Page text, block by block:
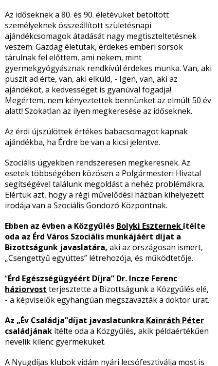
Az időseknek a 80. és 90. életévüket betöltött
személyeknek összeállított születésnapi
ajándékcsomagok átadását nagy megtiszteltetésnek
veszem. Gazdag életutak, érdekes emberi sorsok
tárulnak fel előttem, ami nekem, mint
gyermekgyógyásznak rendkívül érdekes munka. Van, aki
puszit ad érte, van, aki elküld, - Igen, van, aki az
ajándékot, a kedvességet is gyanúval fogadja!
Megértem, nem kényeztettek bennünket az elmúlt 50 év
alatt! Szokatlan az ilyen megkeresése az időseknek.
Az érdi újszülöttek értékes babacsomagot kapnak
ajándékba, ha Érdre be van a kicsi jelentve.
Szociális ügyekben rendszeresen megkeresnek. Az
esetek többségében közösen a Polgármesteri Hivatal
segítségével találunk megoldást a nehéz problémákra.
Elértük azt, hogy a régi művelődési házban kihelyezett
irodája van a Szociális Gondozó Központnak.
Ebben az évben a Közgyűlés Bolyki Eszternek ítélte
oda az Érd Város Szociális munkájáért díjat a
Bizottságunk javaslatára, aki az országosan ismert,
„Csengettyű együttes” létrehozója, és működtetője.
“Érd Egészségügyéért Díjra” Dr. Incze Ferenc
háziorvost terjesztette a Bizottságunk a Közgyűlés elé,
- a képviselők egyhangúan megszavazták a doktor urat.
Az „Év Családja”díjat javaslatunkra Kainráth Péter
családjának ítélte oda a Közgyűlés, akik példaértékűen
nevelik kilenc gyermeküket.
A Nyugdíjas klubok vidám nyári lecsófesztiválja most is